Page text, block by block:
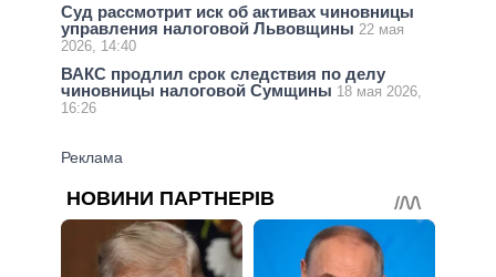
Суд рассмотрит иск об активах чиновницы
управления налоговой Львовщины 22 мая
2026, 14:40
ВАКС продлил срок следствия по делу
чиновницы налоговой Сумщины 18 мая 2026,
16:26